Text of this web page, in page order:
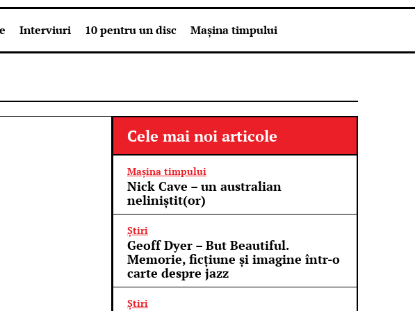
Interviuri 10 pentru un disc Mașina timpului
Cele mai noi articole
Nick Cave – un australian
neliniștit(or)
Mașina timpului
Geoff Dyer – But Beautiful.
Memorie, ficțiune și imagine într-o
carte despre jazz
Știri
Știri